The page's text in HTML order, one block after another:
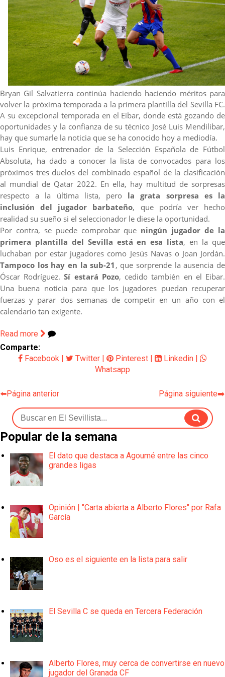
Alberto Flores, muy cerca de convertirse en nuevo
jugador del Granada CF
El Granada negocia con el Sevilla FC por Alberto
Flores
El Sevilla continúa con despidos y rechaza una
oferta de 420 millones por el club
El Sevilla mueve ficha por Robbie Ure: la opción 'A'
para el ataque nervionense
Bryan Gil Salvatierra continúa haciendo haciendo méritos para
volver la próxima temporada a la primera plantilla del Sevilla FC.
A su excepcional temporada en el Eibar, donde está gozando de
oportunidades y la confianza de su técnico José Luis Mendilibar,
hay que sumarle la noticia que se ha conocido hoy a mediodía.
Luis Enrique, entrenador de la Selección Española de Fútbol
Absoluta, ha dado a conocer la lista de convocados para los
próximos tres duelos del combinado español de la clasificación
al mundial de Qatar 2022. En ella, hay multitud de sorpresas
respecto a la última lista, pero la grata sorpresa es la
inclusión del jugador barbateño, que podría ver hecho
realidad su sueño si el seleccionador le diese la oportunidad.
Por contra, se puede comprobar que ningún jugador de la
primera plantilla del Sevilla está en esa lista, en la que
luchaban por estar jugadores como Jesús Navas o Joan Jordán.
Tampoco los hay en la sub-21 , que sorprende la ausencia de
Óscar Rodríguez.Sí estará Pozo, cedido también en el Eibar.
Una buena noticia para que los jugadores puedan recuperar
fuerzas y parar dos semanas de competir en un año con el
calendario tan exigente.
Read more
Comparte:
Facebook | Twitter | Pinterest | Linkedin |
Whatsapp
⬅️Página anterior Página siguiente➡️
Popular de la semana
El dato que destaca a Agoumé entre las cinco
grandes ligas
Opinión | "Carta abierta a Alberto Flores" por Rafa
García
Oso es el siguiente en la lista para salir
El Sevilla C se queda en Tercera Federación
Alberto Flores, muy cerca de convertirse en nuevo
jugador del Granada CF